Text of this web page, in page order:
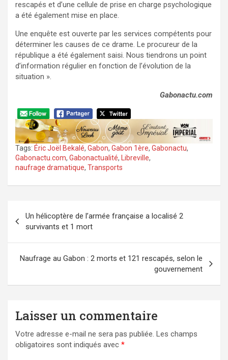
rescapés et d’une cellule de prise en charge psychologique
a été également mise en place.
Une enquête est ouverte par les services compétents pour
déterminer les causes de ce drame. Le procureur de la
république a été également saisi. Nous tiendrons un point
d’information régulier en fonction de l’évolution de la
situation ».
Gabonactu.com
Tags: Éric Joël Bekalé, Gabon, Gabon 1ère, Gabonactu,
Gabonactu.com, Gabonactualité, Libreville,
naufrage dramatique, Transports
de
l’article
Un hélicoptère de l’armée française a localisé 2
survivants et 1 mort
Naufrage au Gabon : 2 morts et 121 rescapés, selon le
gouvernement
Laisser un commentaire
Votre adresse e-mail ne sera pas publiée. Les champs
obligatoires sont indiqués avec *